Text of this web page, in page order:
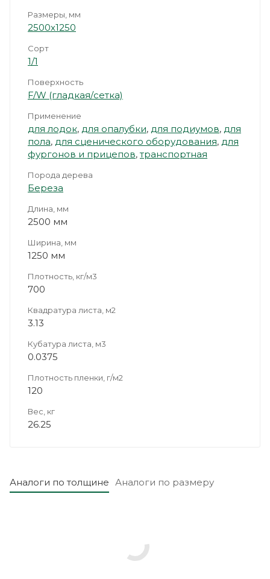
Размеры, мм
2500х1250
Сорт
1/1
Поверхность
F/W (гладкая/сетка)
Применение
для лодок, для опалубки, для подиумов, для
пола, для сценического оборудования, для
фургонов и прицепов,транспортная
Порода дерева
Береза
Длина, мм
2500 мм
Ширина, мм
1250 мм
Плотность, кг/м3
700
Квадратура листа, м2
3.13
Кубатура листа, м3
0.0375
Плотность пленки, г/м2
120
Вес, кг
26.25
Аналоги по толщине Аналоги по размеру